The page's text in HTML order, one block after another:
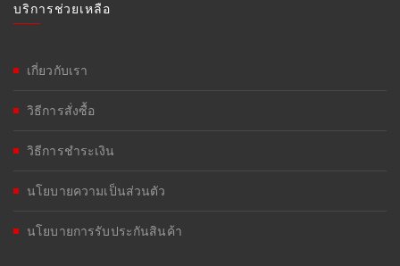
บริการช่วยเหลือ
เกี่ยวกับเรา
วิธีการสั่งซื้อ
วิธีการชำระเงิน
นโยบายความเป็นส่วนตัว
นโยบายการรับประกันสินค้า